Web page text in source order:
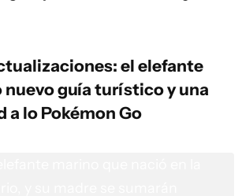
el elefante
guía turístico y una
lo Pokémon Go